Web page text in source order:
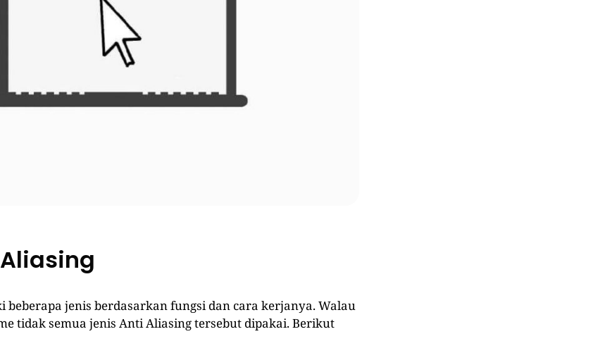
beberapa jenis berdasarkan fungsi dan cara kerjanya. Walau
tidak semua jenis Anti Aliasing tersebut dipakai. Berikut